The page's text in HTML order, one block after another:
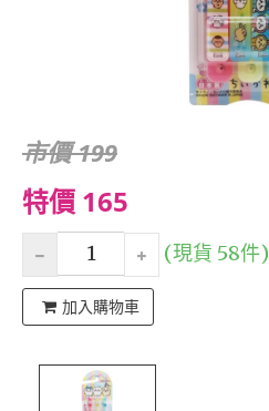
市價 199
特價 165
(現貨 58件)
加入購物車